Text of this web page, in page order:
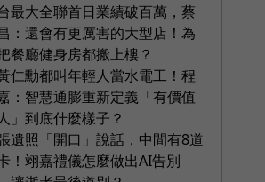
最大全聯首日業績破百萬，蔡
：還會有更厲害的大型店！為
餐廳健身房都搬上樓？
仁勳都叫年輕人當水電工！程
：智慧通膨重新定義「有價值
」到底什麼樣子？
遺照「開口」說話，中間有8道
！翊嘉禮儀怎麼做出AI告別